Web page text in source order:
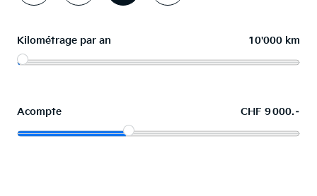
Kilométrage par an 10'000 km
Acompte CHF 9 000.–